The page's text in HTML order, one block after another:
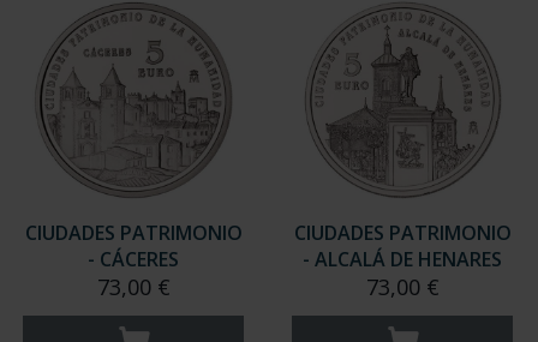
CIUDADES PATRIMONIO
- CÁCERES
73,00 €
CIUDADES PATRIMONIO
- ALCALÁ DE HENARES
73,00 €